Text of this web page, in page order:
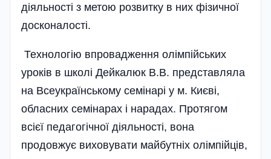
діяльності з метою розвитку в них фізичної
досконалості.
Технологію впровадження олімпійських
уроків в школі Дейкалюк В.В. представляла
на Всеукраїнському семінарі у м. Києві,
обласних семінарах і нарадах. Протягом
всієї педагогічної діяльності, вона
продовжує виховувати майбутніх олімпійців,